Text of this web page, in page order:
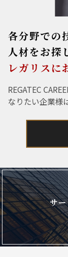
各分野での
人材をお探
レガリスに
REGATEC
なりたい企業様
サ